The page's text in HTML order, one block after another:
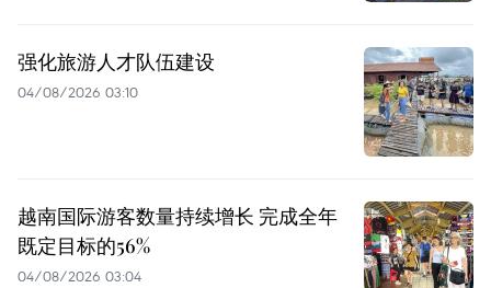
强化旅游人才队伍建设
04/08/2026 03:10
越南国际游客数量持续增长 完成全年
既定目标的56%
04/08/2026 03:04